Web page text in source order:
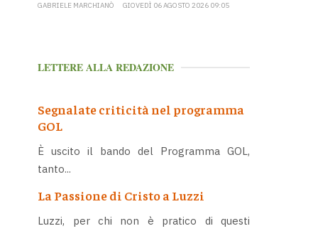
GABRIELE MARCHIANÒ GIOVEDÌ 06 AGOSTO 2026 09:05
LETTERE ALLA REDAZIONE
Segnalate criticità nel programma
GOL
È uscito il bando del Programma GOL,
tanto...
La Passione di Cristo a Luzzi
Luzzi, per chi non è pratico di questi